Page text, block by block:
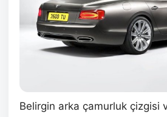
Belirgin arka çamurluk çizgisi